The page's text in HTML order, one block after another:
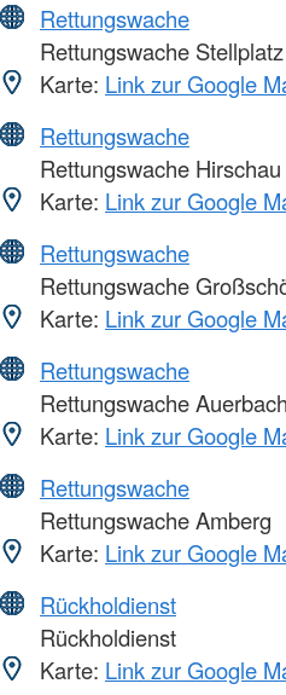
Rettungswache
Rettungswache
Karte: Link zur Google
Rettungswache
Rettungswache Hirschau
Karte: Link zur Google
Rettungswache
Rettungswache
Karte: Link zur Google
Rettungswache
Rettungswache Auerbach
Karte: Link zur Google
Rettungswache
Rettungswache Amberg
Karte: Link zur Google
Rückholdienst
Rückholdienst
Karte: Link zur Google